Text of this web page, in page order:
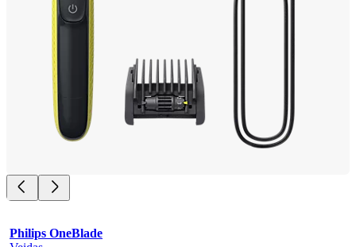
Philips OneBlade